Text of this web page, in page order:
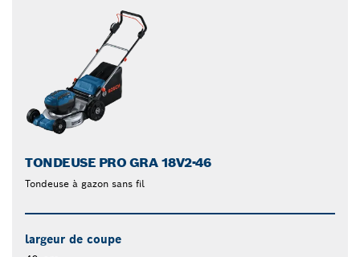
TONDEUSE PRO GRA 18V2-46
Tondeuse à gazon sans fil
largeur de coupe